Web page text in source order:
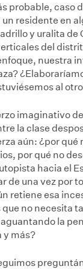
probable, caso
residente en
y uralita de
del
nuestra
al
imaginativo
la clase
aún: ¿por qué
por qué no
hacia el
de una vez por
retiene esa
no necesita
la
y más?